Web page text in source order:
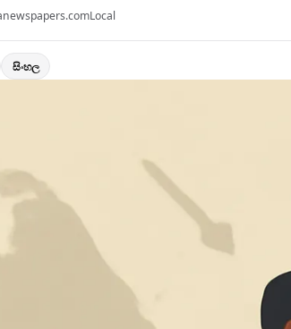
Local
සිංහල